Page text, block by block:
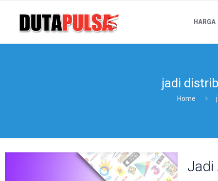
HARGA
jadi
Home
Jadi